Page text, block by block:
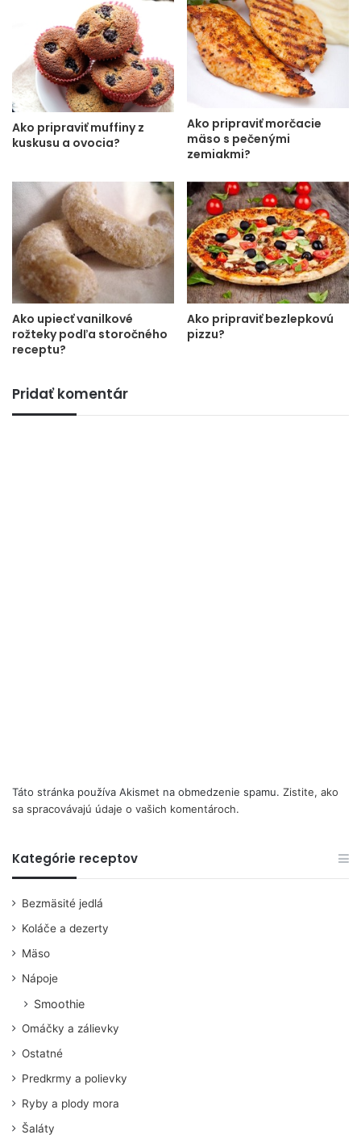
Ako pripraviť muffiny z
kuskusu a ovocia?
Ako pripraviť morčacie
mäso s pečenými
zemiakmi?
Ako upiecť vanilkové
rožteky podľa storočného
receptu?
Ako pripraviť bezlepkovú
pizzu?
Pridať komentár
Táto stránka používa Akismet na obmedzenie spamu. Zistite, ako
sa spracovávajú údaje o vašich komentároch.
Kategórie receptov
Bezmäsité jedlá
Koláče a dezerty
Mäso
Nápoje
Smoothie
Omáčky a zálievky
Ostatné
Predkrmy a polievky
Ryby a plody mora
Šaláty